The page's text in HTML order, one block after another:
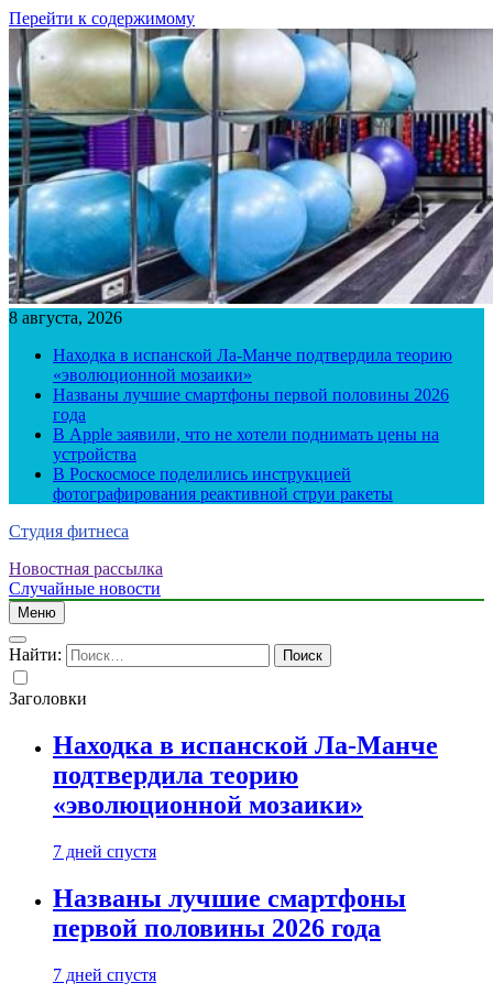
Перейти к содержимому
8 августа, 2026
Находка в испанской Ла-Манче подтвердила теорию
«эволюционной мозаики»
Названы лучшие смартфоны первой половины 2026
года
В Apple заявили, что не хотели поднимать цены на
устройства
В Роскосмосе поделились инструкцией
фотографирования реактивной струи ракеты
Студия фитнеса
Новостная рассылка
Случайные новости
Меню
Найти:
Заголовки
Находка в испанской Ла-Манче
подтвердила теорию
«эволюционной мозаики»
7 дней спустя
Названы лучшие смартфоны
первой половины 2026 года
7 дней спустя